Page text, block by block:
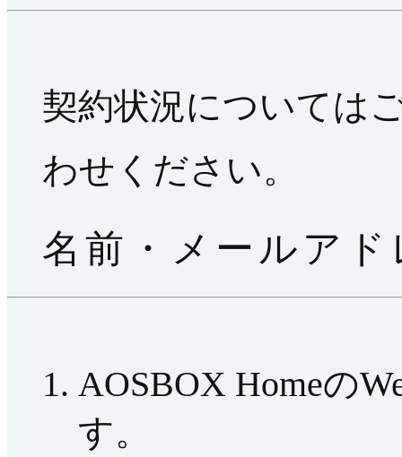
契約状況については
わせください。
名前・メールア
AOSBOX Homeの
す。